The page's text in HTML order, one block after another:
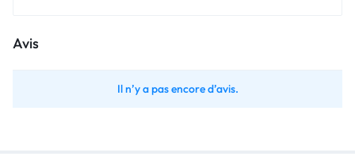
Avis
Il n’y a pas encore d’avis.